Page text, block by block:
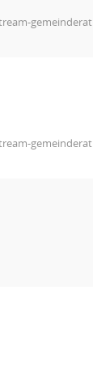
gemeinderat
gemeinderat